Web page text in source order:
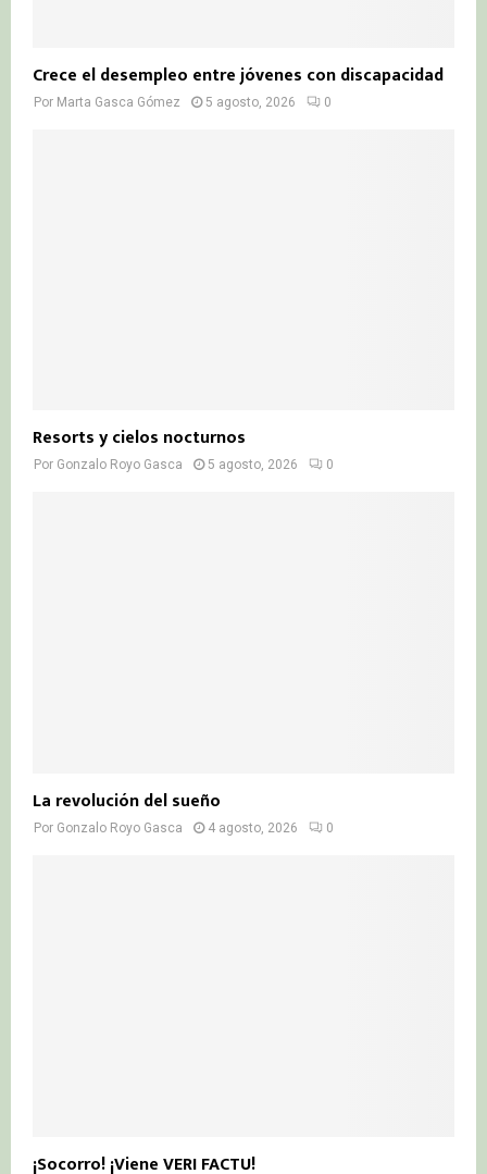
Crece el desempleo entre jóvenes con discapacidad
Por Marta Gasca Gómez 5 agosto, 2026 0
Resorts y cielos nocturnos
Por Gonzalo Royo Gasca 5 agosto, 2026 0
La revolución del sueño
Por Gonzalo Royo Gasca 4 agosto, 2026 0
¡Socorro! ¡Viene VERI FACTU!